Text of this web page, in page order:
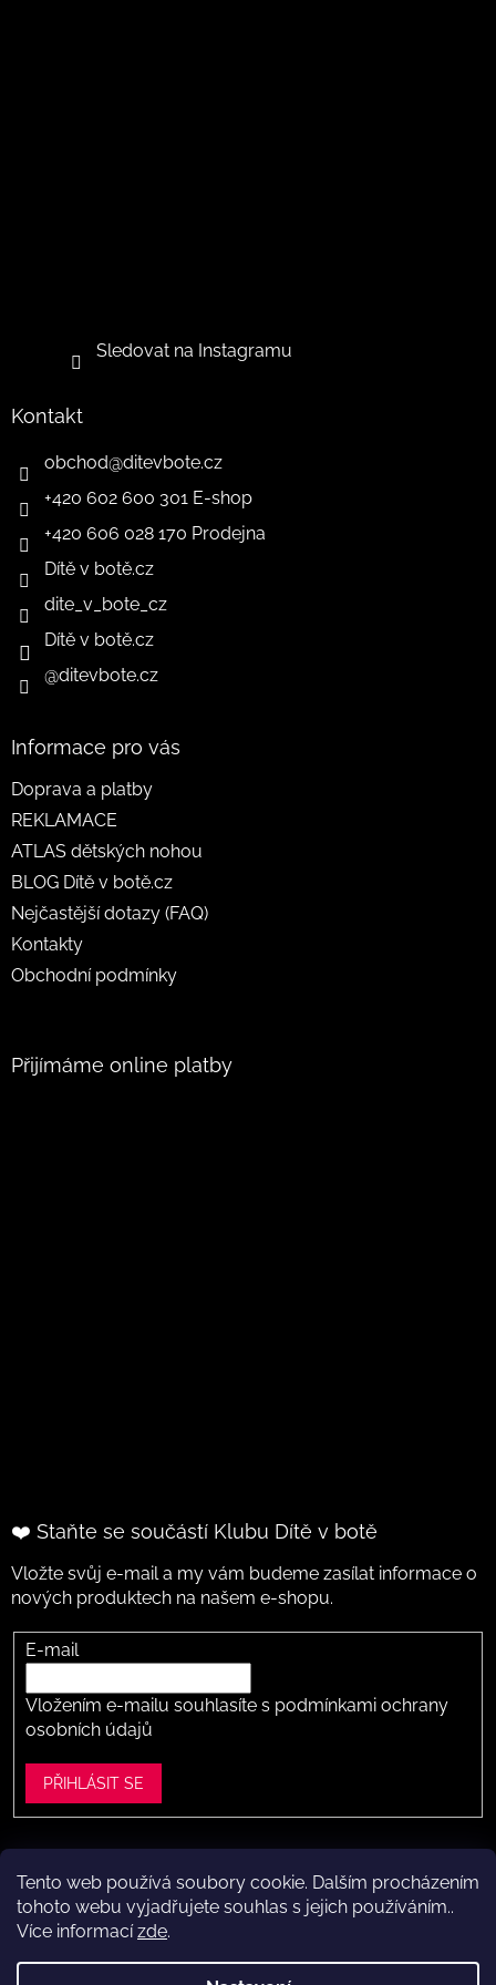
Tento web používá soubory cookie. Dalším procházením
tohoto webu vyjadřujete souhlas s jejich používáním..
Více informacízde.
Sledovat na Instagramu
Kontakt
obchod@ditevbote.cz
+420 602 600 301 E-shop
+420 606 028 170 Prodejna
Dítě v botě.cz
dite_v_bote_cz
Dítě v botě.cz
@ditevbote.cz
Informace pro vás
Doprava a platby
REKLAMACE
ATLAS dětských nohou
BLOG Dítě v botě.cz
Nejčastější dotazy (FAQ)
Kontakty
Obchodní podmínky
Přijímáme online platby
❤️ Staňte se součástí Klubu Dítě v botě
Vložte svůj e-mail a my vám budeme zasílat informace o
nových produktech na našem e-shopu.
E-mail
Vložením e-mailu souhlasíte s podmínkami ochrany
osobních údajů
PŘIHLÁSIT SE
Vytvořil Shoptet